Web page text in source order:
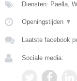
Diensten: Paella,
Openingstijden ▼
Laatste facebook
Sociale media: